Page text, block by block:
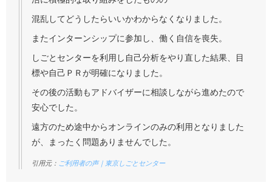
混乱してどうしたらいいかわからなくなりました。
またインターンシップに参加し、働く自信を喪失。
しごとセンターを利用し自己分析をやり直した結果、目
標や自己ＰＲが明確になりました。
その後の活動もアドバイザーに相談しながら進めたので
安心でした。
遠方のため途中からオンラインのみの利用となりました
が、まったく問題ありませんでした。
引用元： ご利用者の声｜東京しごとセンター